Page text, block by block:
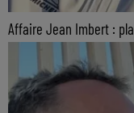
Affaire Jean Imbert :